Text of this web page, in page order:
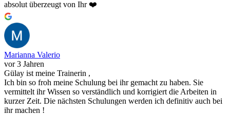
absolut überzeugt von Ihr ❤️
Marianna Valerio
vor 3 Jahren
Gülay ist meine Trainerin ,
Ich bin so froh meine Schulung bei ihr gemacht zu haben. Sie
vermittelt ihr Wissen so verständlich und korrigiert die Arbeiten in
kurzer Zeit. Die nächsten Schulungen werden ich definitiv auch bei
ihr machen !